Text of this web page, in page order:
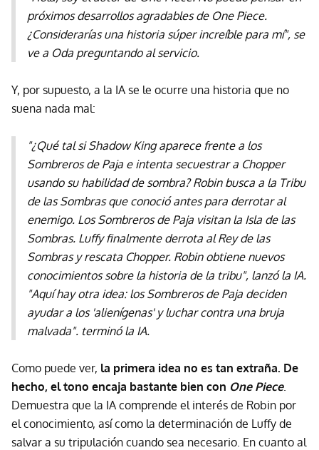
próximos desarrollos agradables de One Piece.
¿Considerarías una historia súper increíble para mí", se
ve a Oda preguntando al servicio.
Y, por supuesto, a la IA se le ocurre una historia que no
suena nada mal:
"¿Qué tal si Shadow King aparece frente a los
Sombreros de Paja e intenta secuestrar a Chopper
usando su habilidad de sombra? Robin busca a la Tribu
de las Sombras que conoció antes para derrotar al
enemigo. Los Sombreros de Paja visitan la Isla de las
Sombras. Luffy finalmente derrota al Rey de las
Sombras y rescata Chopper. Robin obtiene nuevos
conocimientos sobre la historia de la tribu", lanzó la IA.
"Aquí hay otra idea: los Sombreros de Paja deciden
ayudar a los 'alienígenas' y luchar contra una bruja
malvada". terminó la IA.
Como puede ver, la primera idea no es tan extraña. De
hecho, el tono encaja bastante bien con One Piece.
Demuestra que la IA comprende el interés de Robin por
el conocimiento, así como la determinación de Luffy de
salvar a su tripulación cuando sea necesario. En cuanto al